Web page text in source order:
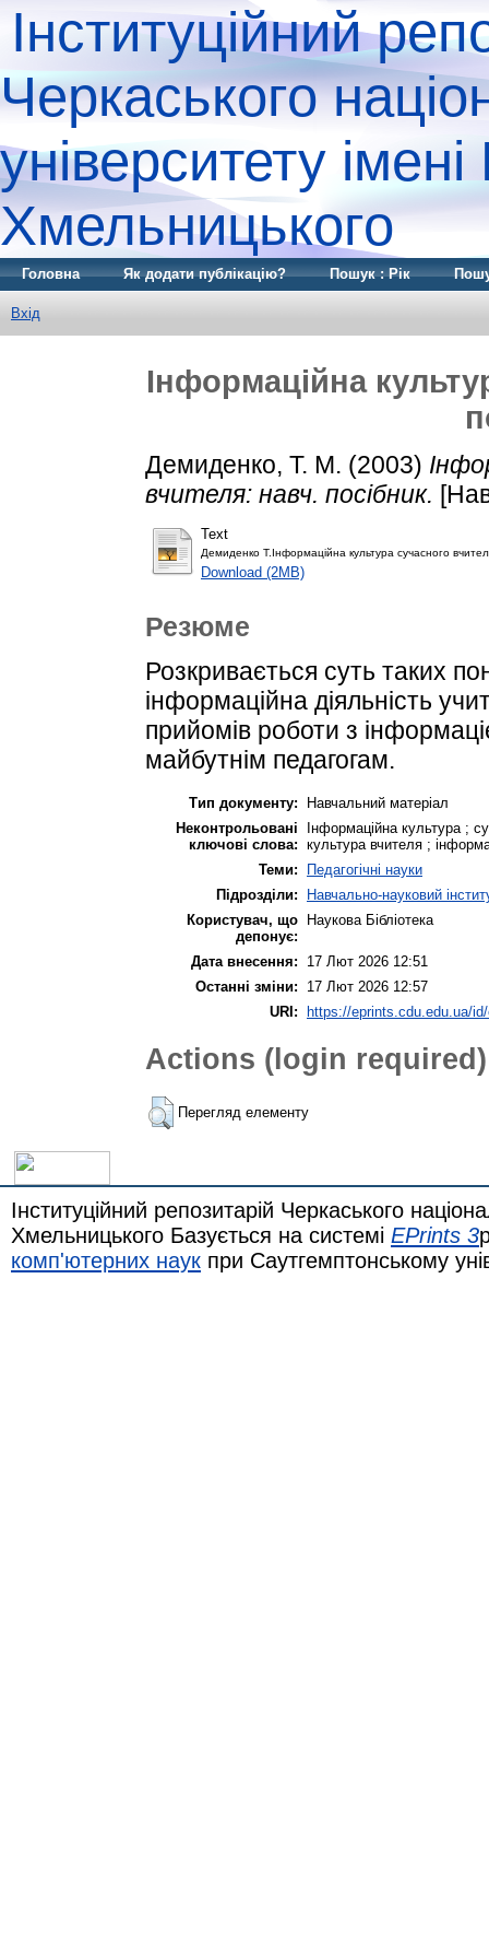
Інституційний
Черкаського
університету
Хмельницького
Головна Як додати публікацію? Пошук : Рік
Вхід
Інформаційна
Демиденко, Т. М. (2003)
вчителя: навч. посібник.
Text
Демиденко Т.Інформаційна культура сучасного
Download (2MB)
Резюме
Розкривається суть таких
інформаційна діяльність
прийомів роботи з
майбутнім педагогам.
Тип документу:
Навчальний матеріал
Неконтрольовані
ключові слова:
Інформаційна культура ;
культура вчителя ;
Теми:
Педагогічні науки
Підрозділи:
Навчально-науковий
Користувач, що
депонує:
Наукова Бібліотека
Дата внесення:
17 Лют 2026 12:51
Останні зміни:
17 Лют 2026 12:57
URI: https://eprints.cdu.edu.ua/
Actions (login required)
Перегляд елементу
Інституційний репозитарій Черкаського
Хмельницького Базується на системі EPrints 3
комп'ютерних наук при Саутгемптонському